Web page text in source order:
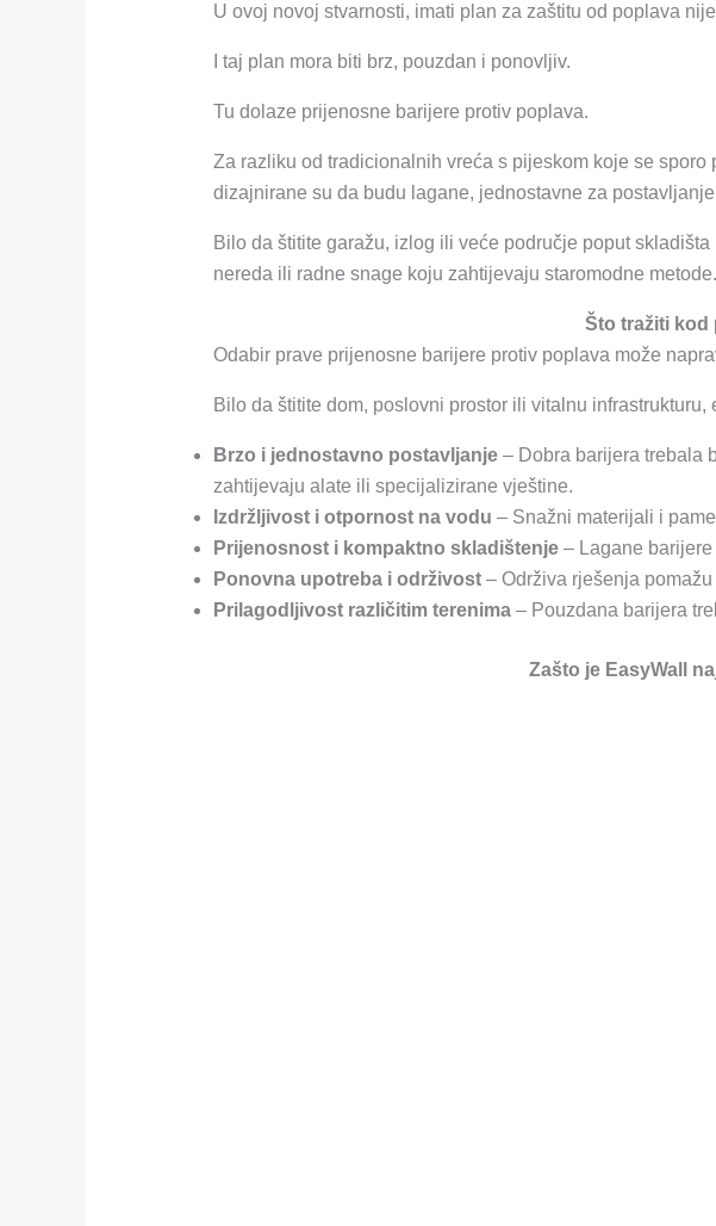
U ovoj novoj stvarnosti, imati plan za zaštitu od poplava
I taj plan mora biti brz, pouzdan i ponovljiv.
Tu dolaze prijenosne barijere protiv poplava.
Za razliku od tradicionalnih vreća s pijeskom koje se
dizajnirane su da budu lagane, jednostavne za
Bilo da štitite garažu, izlog ili veće područje poput
nereda ili radne snage koju zahtijevaju staromodne metode.
Što tražiti kod
Odabir prave prijenosne barijere protiv poplava može
Bilo da štitite dom, poslovni prostor ili vitalnu infrastrukturu,
Brzo i jednostavno postavljanje– Dobra barijera trebala
zahtijevaju alate ili specijalizirane vještine.
Izdržljivost i otpornost na vodu – Snažni materijali i
Prijenosnost i kompaktno skladištenje– Lagane barijere
Ponovna upotreba i održivost– Održiva rješenja
Prilagodljivost različitim terenima– Pouzdana barijera
Zašto je EasyWall